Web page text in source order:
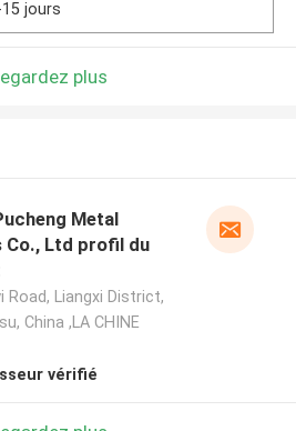
jours
plus
Metal
Ltd profil du
Road, Liangxi District,
China ,LA CHINE
vérifié